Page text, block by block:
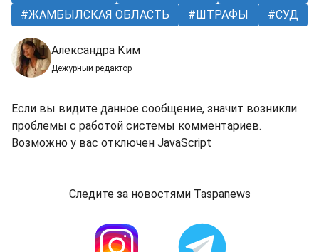
ЖАМБЫЛСКАЯ ОБЛАСТЬ
ШТРАФЫ СУД
Александра Ким
Дежурный редактор
Если вы видите данное сообщение, значит возникли
проблемы с работой системы комментариев.
Возможно у вас отключен JavaScript
Следите за новостями Taspanews